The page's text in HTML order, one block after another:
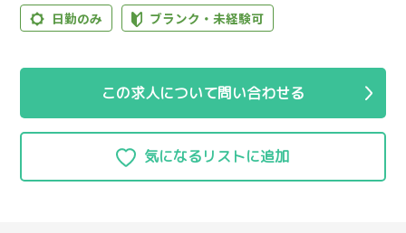
日勤のみ ブランク・未経験可
この求人について問い合わせる